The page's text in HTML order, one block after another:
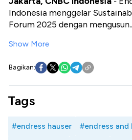
Indonesia menggelar
Forum 2025 dengan
Show More
Bagikan:
Tags
#endress hauser #endress and